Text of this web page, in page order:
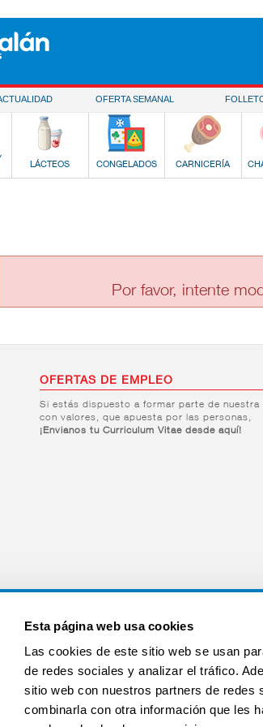
Esta página web usa cookies
Las cookies de este sitio web se usan
de redes sociales y analizar el tráfico.
sitio web con nuestros partners de redes
combinarla con otra información que les
OFERTA SEMANAL
LÁCTEOS CONGELADOS CARNICERÍA
Por favor, intente
OFERTAS DE EMPLEO
Si estás dispuesto a formar parte de nuestra
con valores, que apuesta por las personas,
¡Envianos tu Curriculum Vitae desde aquí!